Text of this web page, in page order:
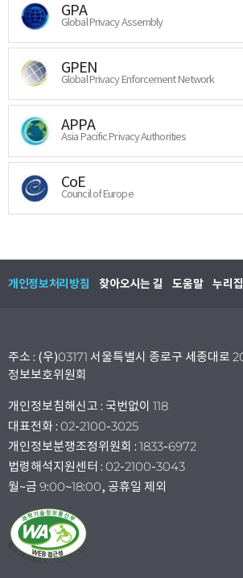
GPA
Global Privacy Assembly
GPEN
Global Privacy Enforcement Network
APPA
Asia Pacific Privacy Authorities
CoE
Council of Europe
개인정보처리방침 찾아오시는 길 도움말 누리
주소 : (우)03171 서울특별시 종로구 세종대로
정보보호위원회
개인정보침해신고 : 국번없이 118
대표전화 : 02-2100-3025
개인정보분쟁조정위원회 : 1833-6972
법령해석지원센터 : 02-2100-3043
월~금 9:00~18:00, 공휴일 제외